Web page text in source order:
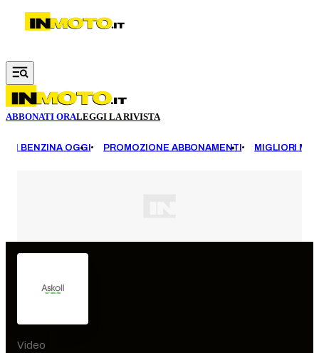
Vai al contenuto principale
ABBONATI ORALEGGI LA RIVISTA
BENZINA OGGI PROMOZIONE ABBONAMENTI MIGLIORI
Video